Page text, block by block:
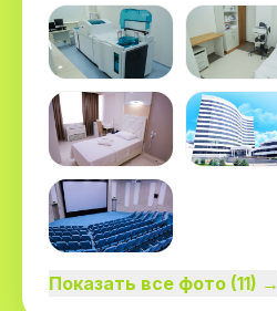
Показать все фото (11) →